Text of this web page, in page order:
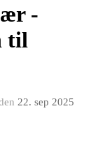
-
til
22. sep 2025